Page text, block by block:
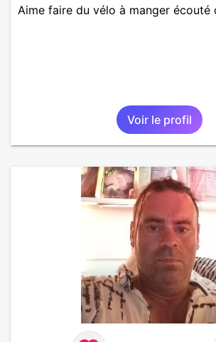
Aime faire du vélo à manger écouté
Voir le profil